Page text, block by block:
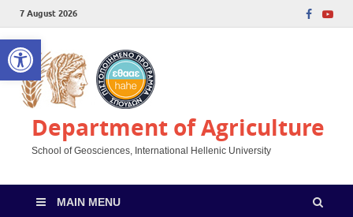
Open toolbar
7 August 2026
Department of Agriculture
School of Geosciences, International Hellenic University
MAIN MENU